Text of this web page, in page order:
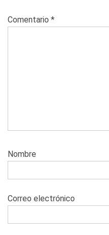
Comentario *
Nombre
Correo electrónico